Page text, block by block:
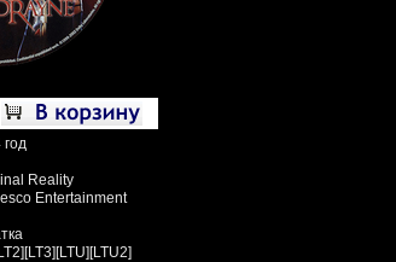
Reality
Entertainment